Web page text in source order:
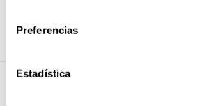
Preferencias
Estadística
dieser Aktivität stellt